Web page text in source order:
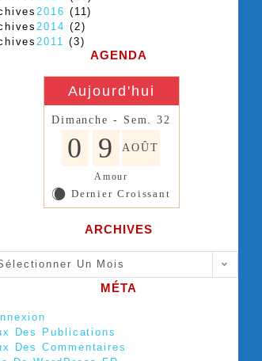
2016 (11)
2014 (2)
2011 (3)
AGENDA
Aujourd'hui
Dimanche - Sem. 32
0 9 AOÛT
Amour
X Dernier Croissant
ARCHIVES
Un Mois
MÉTA
Des Publications
Des Commentaires